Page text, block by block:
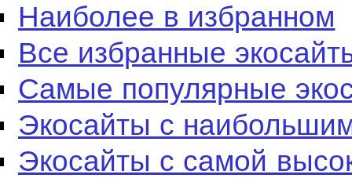
Наиболее в избранном
Все избранные
Самые популярные
Экосайты с
Экосайты с самой